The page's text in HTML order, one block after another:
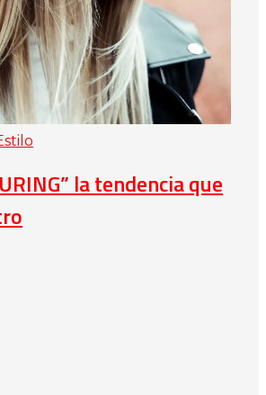
la tendencia que